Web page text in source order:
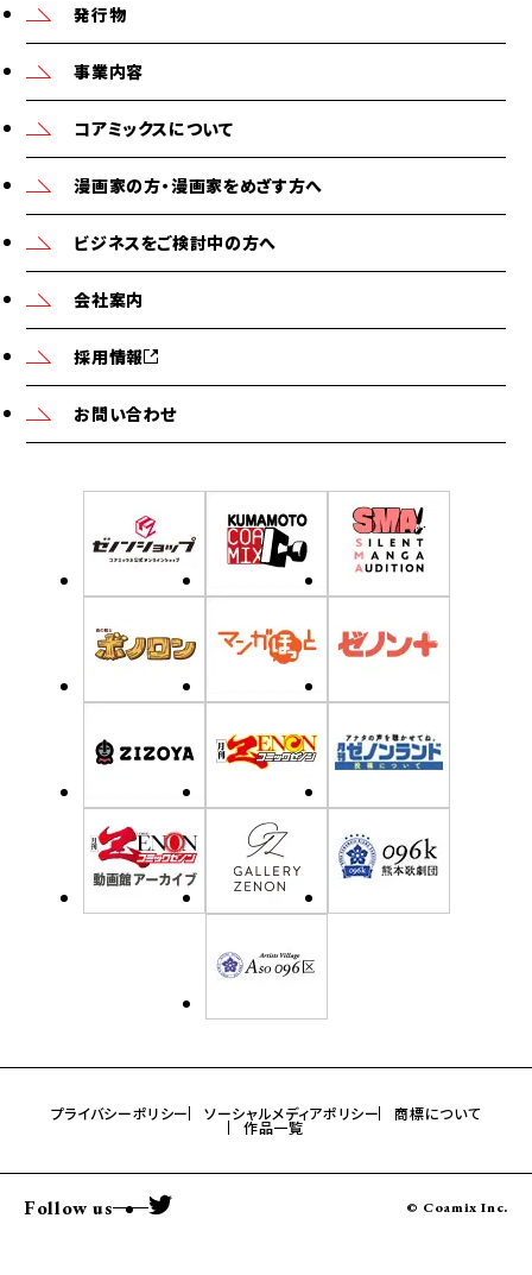
発行物
事業内容
コアミックスについて
漫画家の方・漫画家をめざす方へ
ビジネスをご検討中の方へ
会社案内
採用情報
お問い合わせ
プライバシーポリシー ソーシャルメディアポリシー 商標について
作品一覧
Follow us © Coamix Inc.